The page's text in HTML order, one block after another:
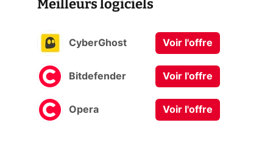
Meilleurs logiciels
CyberGhost Voir l'offre
Bitdefender Voir l'offre
Opera Voir l'offre